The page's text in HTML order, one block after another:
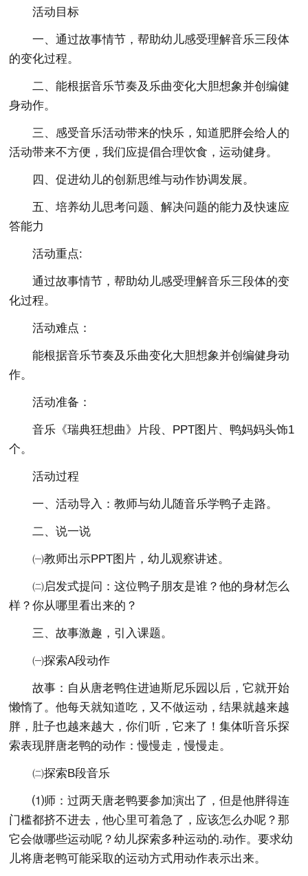
活动目标
一、通过故事情节，帮助幼儿感受理解音乐三段体
的变化过程。
二、能根据音乐节奏及乐曲变化大胆想象并创编健
身动作。
三、感受音乐活动带来的快乐，知道肥胖会给人的
活动带来不方便，我们应提倡合理饮食，运动健身。
四、促进幼儿的创新思维与动作协调发展。
五、培养幼儿思考问题、解决问题的能力及快速应
答能力
活动重点:
通过故事情节，帮助幼儿感受理解音乐三段体的变
化过程。
活动难点：
能根据音乐节奏及乐曲变化大胆想象并创编健身动
作。
活动准备：
音乐《瑞典狂想曲》片段、PPT图片、鸭妈妈头饰1
个。
活动过程
一、活动导入：教师与幼儿随音乐学鸭子走路。
二、说一说
㈠教师出示PPT图片，幼儿观察讲述。
㈡启发式提问：这位鸭子朋友是谁？他的身材怎么
样？你从哪里看出来的？
三、故事激趣，引入课题。
㈠探索A段动作
故事：自从唐老鸭住进迪斯尼乐园以后，它就开始
懒惰了。他每天就知道吃，又不做运动，结果就越来越
胖，肚子也越来越大，你们听，它来了！集体听音乐探
索表现胖唐老鸭的动作：慢慢走，慢慢走。
㈡探索B段音乐
⑴师：过两天唐老鸭要参加演出了，但是他胖得连
门槛都挤不进去，他心里可着急了，应该怎么办呢？那
它会做哪些运动呢？幼儿探索多种运动的.动作。要求幼
儿将唐老鸭可能采取的运动方式用动作表示出来。